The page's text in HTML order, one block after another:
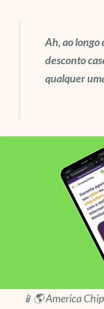
Ah, ao longo
desconto
qualquer
📱🌎 America